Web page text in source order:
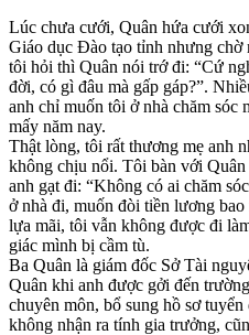
Lúc chưa cưới, Quân hứa cưới
Giáo dục Đào tạo tỉnh nhưng chờ
tôi hỏi thì Quân nói trớ đi: “Cứ
đời, có gì đâu mà gấp gáp?”.
anh chỉ muốn tôi ở nhà chăm sóc
mấy năm nay.
Thật lòng, tôi rất thương mẹ anh
không chịu nổi. Tôi bàn với
anh gạt đi: “Không có ai chăm
ở nhà đi, muốn đòi tiền lương
lựa mãi, tôi vẫn không được đi
giác mình bị cầm tù.
Ba Quân là giám đốc Sở Tài
Quân khi anh được gởi đến
chuyên môn, bổ sung hồ sơ
không nhận ra tính gia trưởng,